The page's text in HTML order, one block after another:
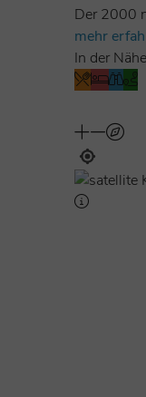
Der 2000
mehr
In der